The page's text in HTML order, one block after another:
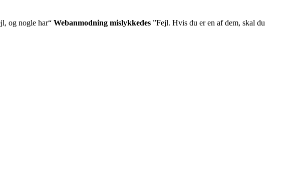
og nogle har“ Webanmodning mislykkedes ”Fejl. Hvis du er en af ​​dem, skal du